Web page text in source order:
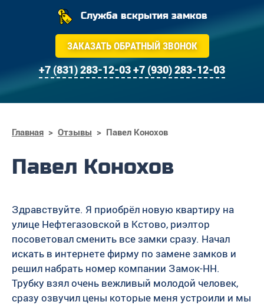
Главная > Отзывы > Павел Конохов
Павел Конохов
Здравствуйте. Я приобрёл новую квартиру на
улице Нефтегазовской в Кстово, риэлтор
посоветовал сменить все замки сразу. Начал
искать в интернете фирму по замене замков и
решил набрать номер компании Замок-НН.
Трубку взял очень вежливый молодой человек,
сразу озвучил цены которые меня устроили и мы
Служба вскрытия замков
ЗАКАЗАТЬ ОБРАТНЫЙ ЗВОНОК
+7 (831) 283-12-03+7 (930) 283-12-03